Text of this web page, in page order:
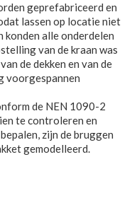
geprefabriceerd en
lassen op locatie niet
konden alle onderdelen
van de kraan was
de dekken en van de
voorgespannen
de NEN 1090-2
te controleren en
zijn de bruggen
gemodelleerd.